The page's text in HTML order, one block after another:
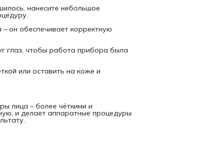
нанесите небольшое
он обеспечивает корректную
глаз, чтобы работа прибора была
или оставить на коже и
лица – более чёткими и
и делает аппаратные процедуры